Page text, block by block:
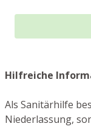
Hilfreiche
Als Sanitärhilfe
Niederlassung,